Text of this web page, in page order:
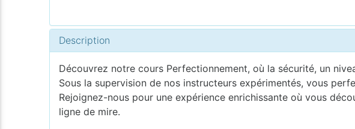
Description
Découvrez notre cours Perfectionnement, où la sécurité, un
Sous la supervision de nos instructeurs expérimentés, vous
Rejoignez-nous pour une expérience enrichissante où vous
ligne de mire.